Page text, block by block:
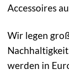
Accessoires
Wir legen
werden in